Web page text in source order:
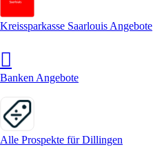
Kreissparkasse Saarlouis Angebote
Banken Angebote
Alle Prospekte für Dillingen